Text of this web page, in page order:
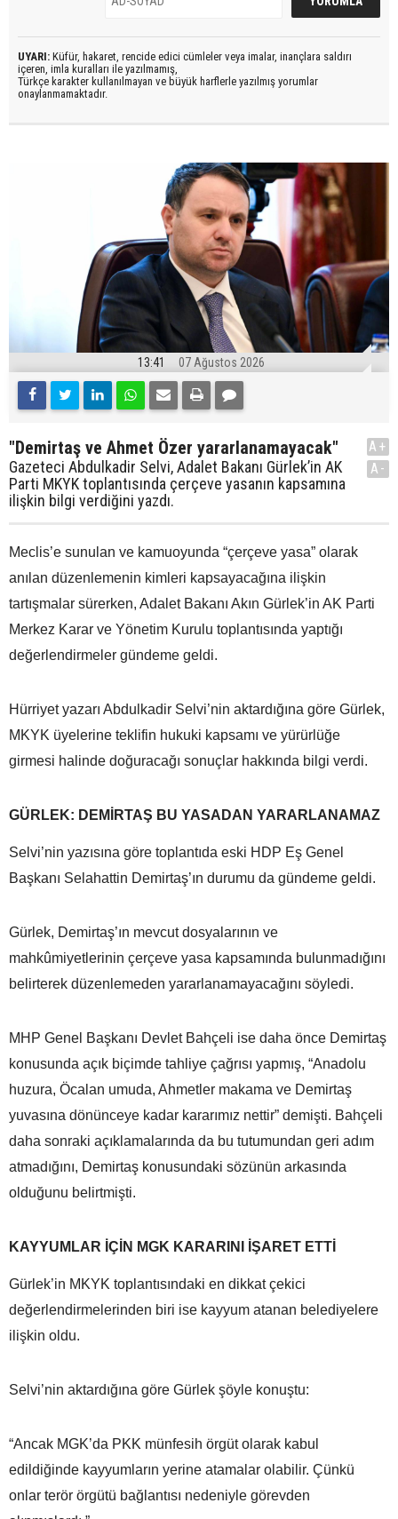
UYARI: Küfür, hakaret, rencide edici cümleler veya imalar, inançlara saldırı
içeren, imla kuralları ile yazılmamış,
Türkçe karakter kullanılmayan ve büyük harflerle yazılmış yorumlar
onaylanmamaktadır.
13:41 07 Ağustos 2026
"Demirtaş ve Ahmet Özer yararlanamayacak"
Gazeteci Abdulkadir Selvi, Adalet Bakanı Gürlek’in AK
Parti MKYK toplantısında çerçeve yasanın kapsamına
ilişkin bilgi verdiğini yazdı.
A+
A-
Meclis’e sunulan ve kamuoyunda “çerçeve yasa” olarak
anılan düzenlemenin kimleri kapsayacağına ilişkin
tartışmalar sürerken, Adalet Bakanı Akın Gürlek’in AK Parti
Merkez Karar ve Yönetim Kurulu toplantısında yaptığı
değerlendirmeler gündeme geldi.
Hürriyet yazarı Abdulkadir Selvi’nin aktardığına göre Gürlek,
MKYK üyelerine teklifin hukuki kapsamı ve yürürlüğe
girmesi halinde doğuracağı sonuçlar hakkında bilgi verdi.
GÜRLEK: DEMİRTAŞ BU YASADAN YARARLANAMAZ
Selvi’nin yazısına göre toplantıda eski HDP Eş Genel
Başkanı Selahattin Demirtaş’ın durumu da gündeme geldi.
Gürlek, Demirtaş’ın mevcut dosyalarının ve
mahkûmiyetlerinin çerçeve yasa kapsamında bulunmadığını
belirterek düzenlemeden yararlanamayacağını söyledi.
MHP Genel Başkanı Devlet Bahçeli ise daha önce Demirtaş
konusunda açık biçimde tahliye çağrısı yapmış, “Anadolu
huzura, Öcalan umuda, Ahmetler makama ve Demirtaş
yuvasına dönünceye kadar kararımız nettir” demişti. Bahçeli
daha sonraki açıklamalarında da bu tutumundan geri adım
atmadığını, Demirtaş konusundaki sözünün arkasında
olduğunu belirtmişti.
KAYYUMLAR İÇİN MGK KARARINI İŞARET ETTİ
Gürlek’in MKYK toplantısındaki en dikkat çekici
değerlendirmelerinden biri ise kayyum atanan belediyelere
ilişkin oldu.
Selvi’nin aktardığına göre Gürlek şöyle konuştu:
“Ancak MGK’da PKK münfesih örgüt olarak kabul
edildiğinde kayyumların yerine atamalar olabilir. Çünkü
onlar terör örgütü bağlantısı nedeniyle görevden